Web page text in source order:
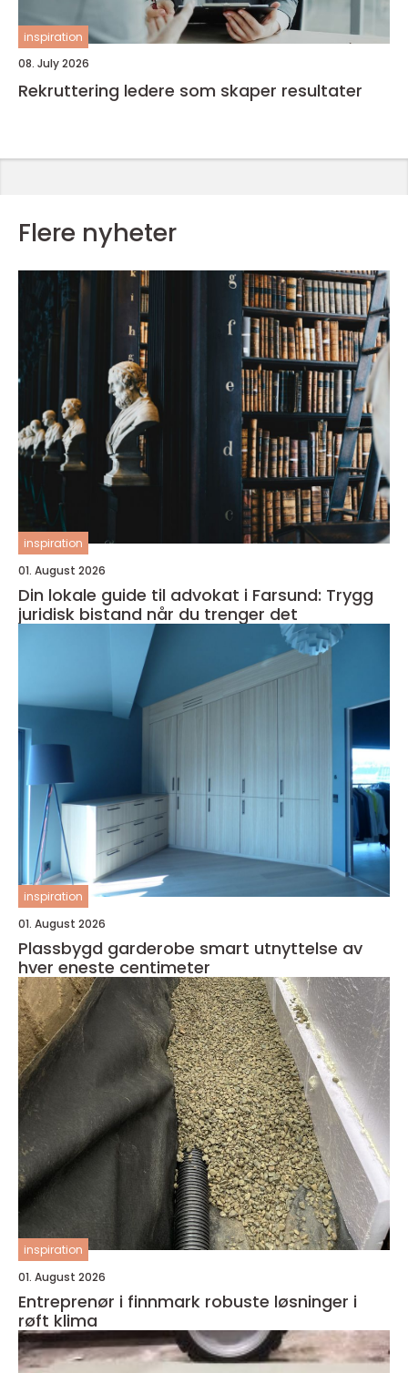
inspiration
08. July 2026
Rekruttering ledere som skaper resultater
Flere nyheter
inspiration
01. August 2026
Din lokale guide til advokat i Farsund: Trygg
juridisk bistand når du trenger det
inspiration
01. August 2026
Plassbygd garderobe smart utnyttelse av
hver eneste centimeter
inspiration
01. August 2026
Entreprenør i finnmark robuste løsninger i
røft klima